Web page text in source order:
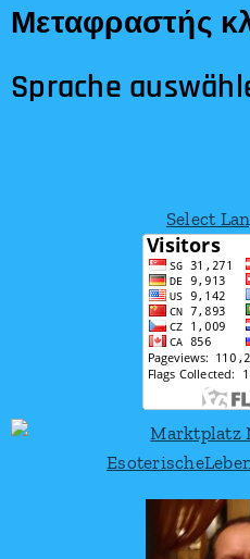
Μεταφραστής
Sprache
Select